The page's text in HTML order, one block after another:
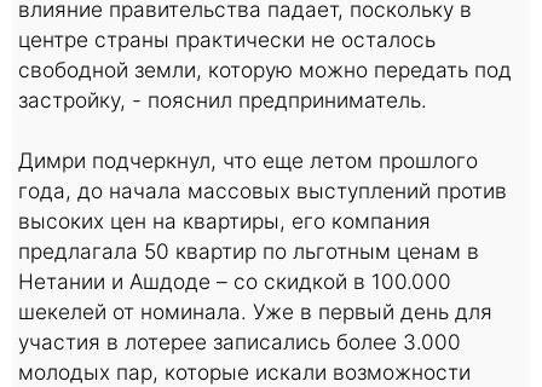
влияние правительства падает, поскольку в
центре страны практически не осталось
свободной земли, которую можно передать под
застройку, - пояснил предприниматель.
Димри подчеркнул, что еще летом прошлого
года, до начала массовых выступлений против
высоких цен на квартиры, его компания
предлагала 50 квартир по льготным ценам в
Нетании и Ашдоде – со скидкой в 100.000
шекелей от номинала. Уже в первый день для
участия в лотерее записались более 3.000
молодых пар, которые искали возможности